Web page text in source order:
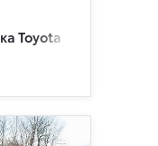
Toyota